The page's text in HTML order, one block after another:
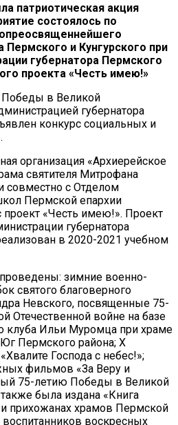
патриотическая акция
состоялось по
и Кунгурского при
губернатора Пермского
проекта «Честь имею!»
Победы в Великой
губернатора
конкурс социальных и
организация «Архиерейское
святителя Митрофана
совместно с Отделом
Пермской епархии
проект «Честь имею!». Проект
губернатора
в 2020-2021 учебном
зимние военно-
святого благоверного
Невского, посвященные 75-
Отечественной войне на базе
клуба Ильи Муромца при храме
Пермского района; Х
Господа с небес!»;
фильмов «За Веру и
75-летию Победы в Великой
была издана «Книга
прихожанах храмов Пермской
воспитанников воскресных